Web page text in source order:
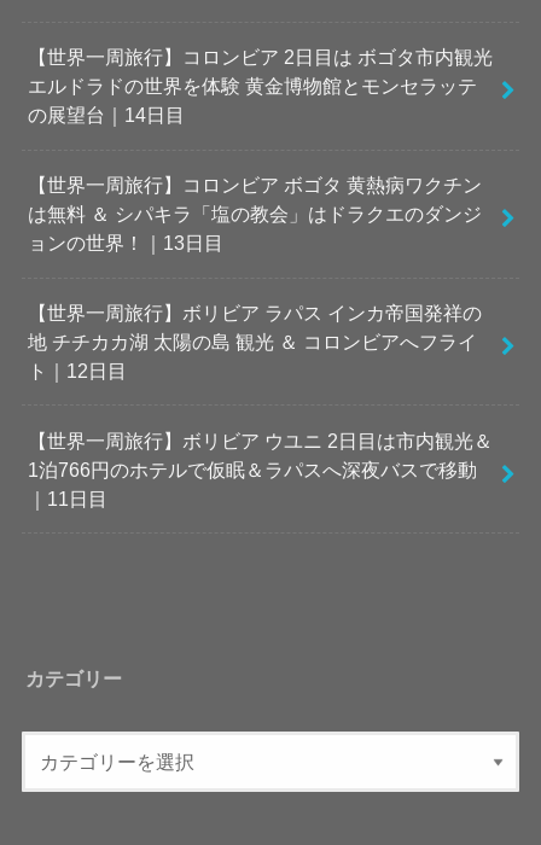
【世界一周旅行】コロンビア 2日目は ボゴタ市内観光
エルドラドの世界を体験 黄金博物館とモンセラッテ
の展望台｜14日目
【世界一周旅行】コロンビア ボゴタ 黄熱病ワクチン
は無料 ＆ シパキラ「塩の教会」はドラクエのダンジ
ョンの世界！｜13日目
【世界一周旅行】ボリビア ラパス インカ帝国発祥の
地 チチカカ湖 太陽の島 観光 ＆ コロンビアへフライ
ト｜12日目
【世界一周旅行】ボリビア ウユニ 2日目は市内観光＆
1泊766円のホテルで仮眠＆ラパスへ深夜バスで移動
｜11日目
カテゴリー